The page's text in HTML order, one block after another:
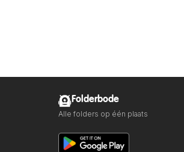
Folderbode
Alle folders op één plaats